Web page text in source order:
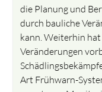
die Planung und
durch bauliche
kann. Weiterhin
Veränderungen
Art Frühwarn-